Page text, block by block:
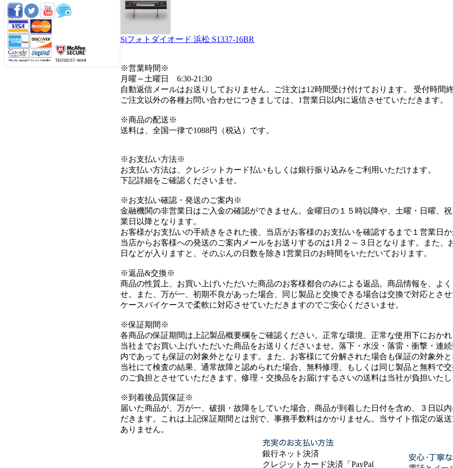
Siフォトダイオード 浜松 S1337-16BR
※営業時間※
月曜～土曜日 6:30-21:30
自動返信メールはお送りしておりません。ご注文は12時間受け付けております。 受付時
ご注文以外の各種お問い合わせにつきましては、1営業日以内に返信させていただきます。
※商品の配送※
送料は、全国一律で1088円（税込）です。
※お支払い方法※
お支払い方法は、クレジットカード払いもしくは銀行振り込みをご利用いただけます。
下記詳細をご確認くださいませ。
※お支払い確認・発送のご案内※
金融機関の非営業日はご入金の確認ができません。金曜日の１５時以降や、土曜・日曜、
業日以降となります。
お客様がお支払いの手続きをされた後、当店がお客様のお支払いを確認するまで１営業日
当店からお客様への発送のご案内メールをお送りするのは1月２～３日となります。また
日などが入りますと、そのぶんの日数を除き1営業日のお時間をいただいております。
※返品&交換※
商品の性質上、お買い上げいただいた商品のお客様都合のみによる返品。商品情報を、よ
せ。また、万が一、初期不良があった場合、同じ製品と交換できる場合は交換で対応とさ
ケースバイケースで柔軟に対応させていただきますのでご安心くださいませ。
※保証期間※
各商品の保証期間は上記製品概要欄をご確認ください。正常な環境、正常な使用下におか
当社までお買い上げいただいた商品をお送りくださいませ。落下・水没・落雷・衝撃・連
内であっても保証の対象外となります。また、お客様にて分解された場合も保証の対象外
当社にて検査の結果、通常故障と認められた場合、無料修理、もしくは同じ製品と無料で
のご負担とさせていただきます。修理・交換品をお届けするさいの送料は当社が負担いた
※到着後品質保証※
届いた商品が、万が一、破損・故障をしていた場合、商品が到着した日付を含め、３日以
だきます。これは上記保証期間とは別で、事務手数料はかかりません。当サイト指定の返
ありません。
銀行ネット決済
クレジットカード決済「PayPal